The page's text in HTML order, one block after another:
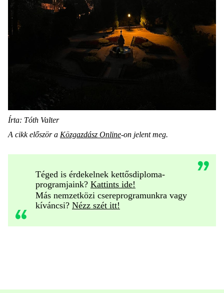
Írta: Tóth Valter
A cikk először a Közgazdász Online-on jelent meg.
Téged is érdekelnek kettősdiploma-
programjaink? Kattints ide!
Más nemzetközi csereprogramunkra vagy
kíváncsi? Nézz szét itt!